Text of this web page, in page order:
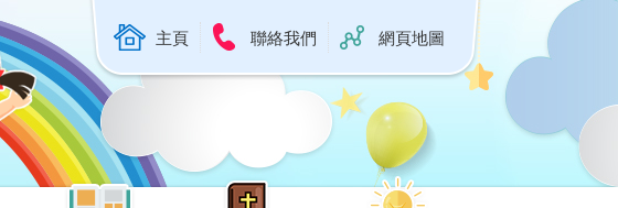
主頁 聯絡我們 網頁地圖